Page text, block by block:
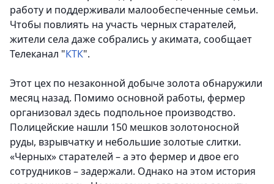
работу и поддерживали малообеспеченные семьи.
Чтобы повлиять на участь черных старателей,
жители села даже собрались у акимата, сообщает
Телеканал "КТК".
Этот цех по незаконной добыче золота обнаружили
месяц назад. Помимо основной работы, фермер
организовал здесь подпольное производство.
Полицейские нашли 150 мешков золотоносной
руды, взрывчатку и небольшие золотые слитки.
«Черных» старателей – а это фермер и двое его
сотрудников – задержали. Однако на этом история